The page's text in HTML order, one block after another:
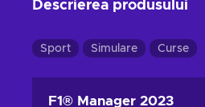
Descrierea produsului
Sport Simulare Curse
F1® Manager 2023